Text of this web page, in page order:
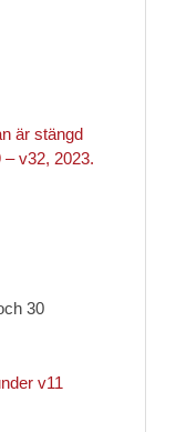
är stängd
v32, 2023.
30
v11